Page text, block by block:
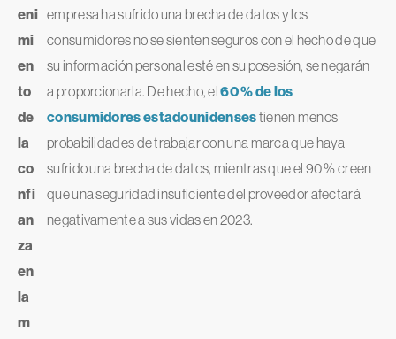
eni
mi
en
to
de
la
co
nfi
an
za
en
la
m
empresa ha sufrido una brecha de datos y los
consumidores no se sienten seguros con el hecho de que
su información personal esté en su posesión, se negarán
a proporcionarla. De hecho, el60 % de los
consumidores estadounidensestienen menos
probabilidades de trabajar con una marca que haya
sufrido una brecha de datos, mientras que el 90 % creen
que una seguridad insuficiente del proveedor afectará
negativamente a sus vidas en 2023.